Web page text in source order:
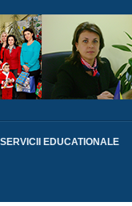
SERVICII EDUCATIONALE